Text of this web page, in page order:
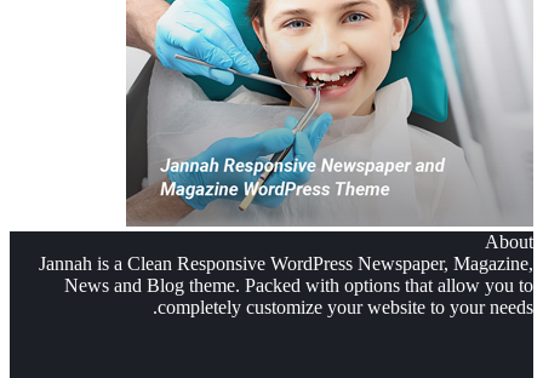
About
Jannah is a Clean Responsive WordPress Newspaper, Magazine,
News and Blog theme. Packed with options that allow you to
completely customize your website to your needs.